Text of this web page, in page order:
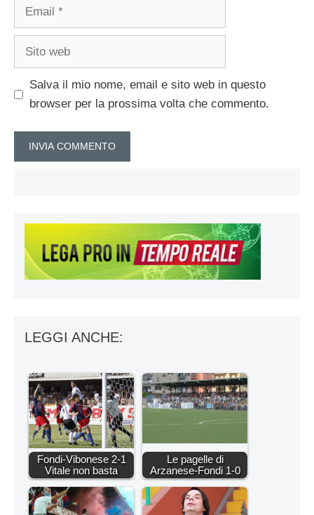
Email
Sito
Salva il mio nome, email e sito web in questo
browser per la prossima volta che commento.
LEGGI ANCHE:
Fondi-Vibonese 2-1
Vitale non basta
Le pagelle di
Arzanese-Fondi 1-0